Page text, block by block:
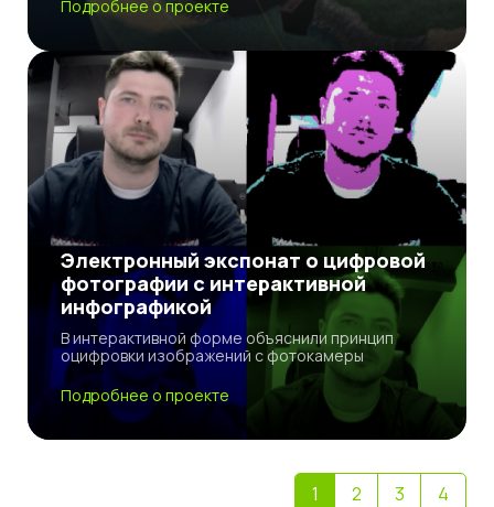
Подробнее о проекте
Электронный экспонат о цифровой
фотографии с интерактивной
инфографикой
В интерактивной форме объяснили принцип
оцифровки изображений с фотокамеры
Подробнее о проекте
1 2 3 4